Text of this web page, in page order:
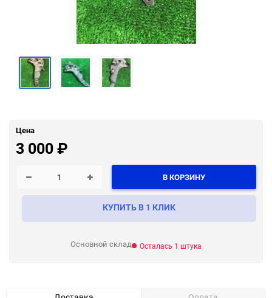
Цена
3 000₽
В КОРЗИНУ
КУПИТЬ В 1 КЛИК
Основной склад Осталась 1 штука